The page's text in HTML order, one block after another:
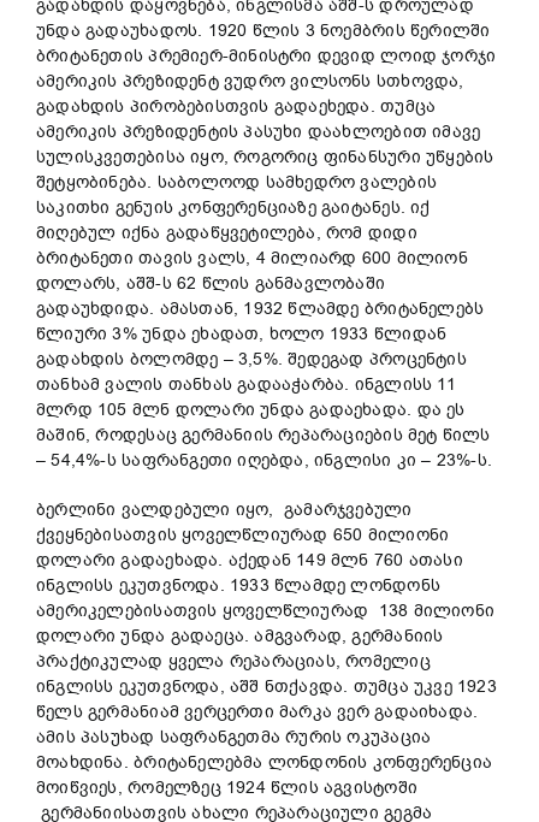
გადახდის დაყოვნება, ინგლისმა აშშ-ს დროულად
უნდა გადაუხადოს. 1920 წლის 3 ნოემბრის წერილში
ბრიტანეთის პრემიერ-მინისტრი დევიდ ლოიდ ჯორჯი
ამერიკის პრეზიდენტ ვუდრო ვილსონს სთხოვდა,
გადახდის პირობებისთვის გადაეხედა. თუმცა
ამერიკის პრეზიდენტის პასუხი დაახლოებით იმავე
სულისკვეთებისა იყო, როგორიც ფინანსური უწყების
შეტყობინება. საბოლოოდ სამხედრო ვალების
საკითხი გენუის კონფერენციაზე გაიტანეს. იქ
მიღებულ იქნა გადაწყვეტილება, რომ დიდი
ბრიტანეთი თავის ვალს, 4 მილიარდ 600 მილიონ
დოლარს, აშშ-ს 62 წლის განმავლობაში
გადაუხდიდა. ამასთან, 1932 წლამდე ბრიტანელებს
წლიური 3% უნდა ეხადათ, ხოლო 1933 წლიდან
გადახდის ბოლომდე – 3,5%. შედეგად პროცენტის
თანხამ ვალის თანხას გადააჭარბა. ინგლისს 11
მლრდ 105 მლნ დოლარი უნდა გადაეხადა. და ეს
მაშინ, როდესაც გერმანიის რეპარაციების მეტ წილს
– 54,4%-ს საფრანგეთი იღებდა, ინგლისი კი – 23%-ს.
ბერლინი ვალდებული იყო, გამარჯვებული
ქვეყნებისათვის ყოველწლიურად 650 მილიონი
დოლარი გადაეხადა. აქედან 149 მლნ 760 ათასი
ინგლისს ეკუთვნოდა. 1933 წლამდე ლონდონს
ამერიკელებისათვის ყოველწლიურად 138 მილიონი
დოლარი უნდა გადაეცა. ამგვარად, გერმანიის
პრაქტიკულად ყველა რეპარაციას, რომელიც
ინგლისს ეკუთვნოდა, აშშ ნთქავდა. თუმცა უკვე 1923
წელს გერმანიამ ვერცერთი მარკა ვერ გადაიხადა.
ამის პასუხად საფრანგეთმა რურის ოკუპაცია
მოახდინა. ბრიტანელებმა ლონდონის კონფერენცია
მოიწვიეს, რომელზეც 1924 წლის აგვისტოში
გერმანიისათვის ახალი რეპარაციული გეგმა